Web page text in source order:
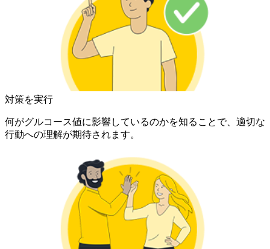
対策を実行
何がグルコース値に影響しているのかを知ることで、適切な
行動への理解が期待されます。